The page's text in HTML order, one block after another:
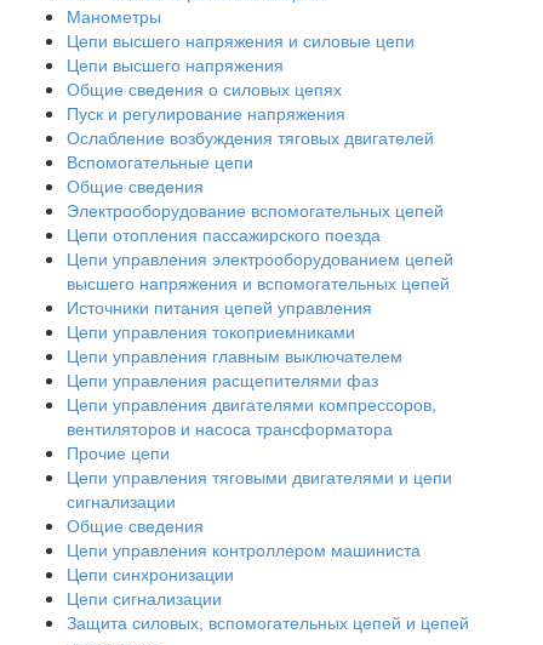
Манометры
Цепи высшего напряжения и силовые цепи
Цепи высшего напряжения
Общие сведения о силовых цепях
Пуск и регулирование напряжения
Ослабление возбуждения тяговых двигателей
Вспомогательные цепи
Общие сведения
Электрооборудование вспомогательных цепей
Цепи отопления пассажирского поезда
Цепи управления электрооборудованием цепей
высшего напряжения и вспомогательных цепей
Источники питания цепей управления
Цепи управления токоприемниками
Цепи управления главным выключателем
Цепи управления расщепителями фаз
Цепи управления двигателями компрессоров,
вентиляторов и насоса трансформатора
Прочие цепи
Цепи управления тяговыми двигателями и цепи
сигнализации
Общие сведения
Цепи управления контроллером машиниста
Цепи синхронизации
Цепи сигнализации
Защита силовых, вспомогательных цепей и цепей